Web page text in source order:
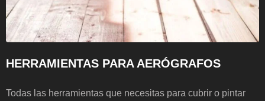
HERRAMIENTAS PARA AERÓGRAFOS
Todas las herramientas que necesitas para cubrir o pintar